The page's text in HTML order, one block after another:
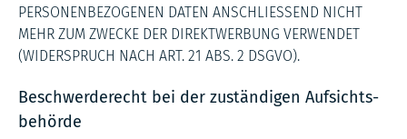
PERSONENBEZOGENEN DATEN ANSCHLIESSEND NICHT
MEHR ZUM ZWECKE DER DIREKTWERBUNG VERWENDET
(WIDERSPRUCH NACH ART. 21 ABS. 2 DSGVO).
Beschwerde­recht bei der zuständigen Aufsichts­
behörde